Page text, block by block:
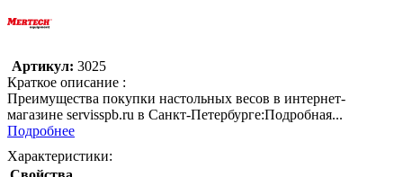
Артикул: 3025
Краткое описание :
Преимущества покупки настольных весов в интернет-
магазине servisspb.ru в Санкт-Петербурге:Подробная...
Подробнее
Характеристики: